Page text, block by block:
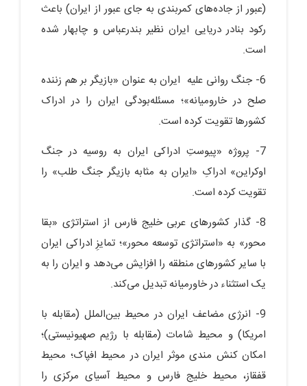
(عبور از جاده‌های کمربندی به جای عبور از ایران) باعث
رکود بنادر دریایی ایران نظیر بندرعباس و چابهار شده
است.
6- جنگ روانی علیه ایران به عنوان «بازیگر بر هم زننده
صلح در خارومیانه»؛ مسئله‌بودگی ایران را در ادراک
کشورها تقویت کرده است.
7- پروژه «پیوستِ ادراکی ایران به روسیه در جنگ
اوکراین» ادراکِ «ایران به مثابه بازیگر جنگ طلب» را
تقویت کرده است.
8- گذار کشورهای عربی خلیج فارس از استراتژی «بقا
محور» به «استراتژی توسعه محور»؛ تمایزِ ادراکی ایران
با سایر کشورهای منطقه را افزایش می‌دهد و ایران را به
یک استثناء در خاورمیانه تبدیل می‌کند.
9- انرژی مضاعف ایران در محیط بین‌الملل (مقابله با
امریکا) و محیط شامات (مقابله با رژیم صهیونیستی)؛
امکان کنش مندی موثر ایران در محیط افپاک؛ محیط
قفقاز، محیط خلیج فارس و محیط آسیای مرکزی را